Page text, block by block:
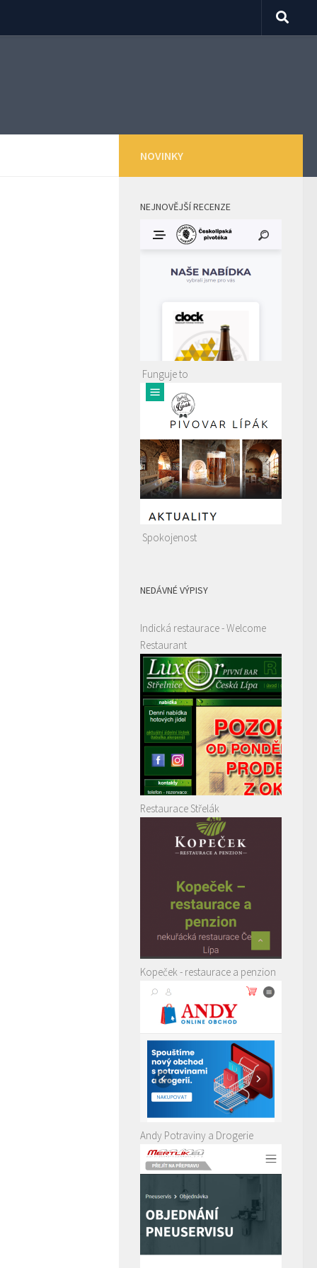
NOVINKY
NEJNOVĚJŠÍ RECENZE
Funguje to
Spokojenost
NEDÁVNÉ VÝPISY
Indická restaurace - Welcome
Restaurant
Restaurace Střelák
Kopeček - restaurace a penzion
Andy Potraviny a Drogerie